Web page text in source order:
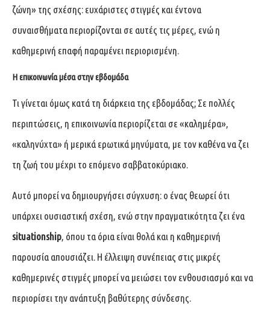
ζώνη» της σχέσης: ευχάριστες στιγμές και έντονα
συναισθήματα περιορίζονται σε αυτές τις μέρες, ενώ η
καθημερινή επαφή παραμένει περιορισμένη.
Η επικοινωνία μέσα στην εβδομάδα
Τι γίνεται όμως κατά τη διάρκεια της εβδομάδας; Σε πολλές
περιπτώσεις, η επικοινωνία περιορίζεται σε «καλημέρα»,
«καληνύχτα» ή μερικά ερωτικά μηνύματα, με τον καθένα να ζει
τη ζωή του μέχρι το επόμενο σαββατοκύριακο.
Αυτό μπορεί να δημιουργήσει σύγχυση: ο ένας θεωρεί ότι
υπάρχει ουσιαστική σχέση, ενώ στην πραγματικότητα ζει ένα
situationship, όπου τα όρια είναι θολά και η καθημερινή
παρουσία απουσιάζει. Η έλλειψη συνέπειας στις μικρές
καθημερινές στιγμές μπορεί να μειώσει τον ενθουσιασμό και να
περιορίσει την ανάπτυξη βαθύτερης σύνδεσης.